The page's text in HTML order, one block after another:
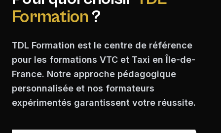
Formation?
TDL Formation est le centre de référence
pour les formations VTC et Taxi en Île-de-
France. Notre approche pédagogique
personnalisée et nos formateurs
expérimentés garantissent votre réussite.